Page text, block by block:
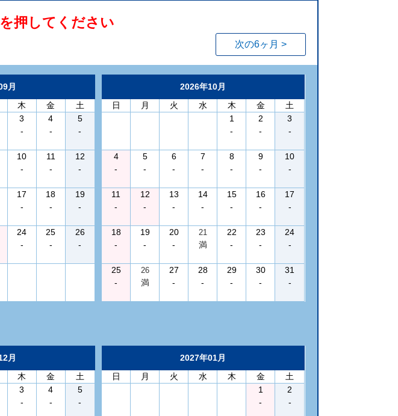
押してください
次の6ヶ月 >
月
木 金
土
3
-
4
-
5
-
10
-
11
-
12
-
17
-
18
-
19
-
24
-
25
-
26
-
2026年10月
日
月 火 水 木 金
土
1
-
2
-
3
-
4
-
5
-
6
-
7
-
8
-
9
-
10
-
11
-
12
-
13
-
14
-
15
-
16
-
17
-
18
-
19
-
20
-
21
満
22
-
23
-
24
-
25
-
26
満
27
-
28
-
29
-
30
-
31
-
月
木 金
土
3
-
4
-
5
-
2027年01月
日
月 火 水 木 金
土
1
-
2
-